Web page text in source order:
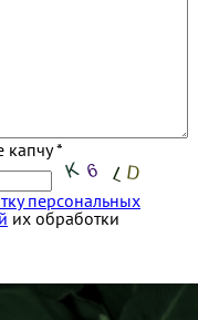
капчу *
персональных
их обработки